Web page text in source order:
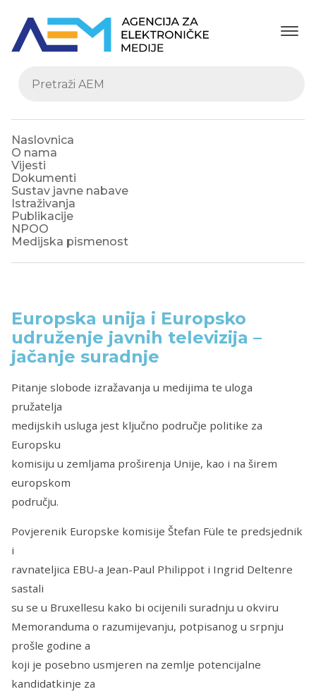
Naslovnica
O nama
Vijesti
Dokumenti
Sustav javne nabave
Istraživanja
Publikacije
NPOO
Medijska pismenost
Europska unija i Europsko
udruženje javnih televizija –
jačanje suradnje
Pitanje slobode izražavanja u medijima te uloga
pružatelja
medijskih usluga jest ključno područje politike za
Europsku
komisiju u zemljama proširenja Unije, kao i na širem
europskom
području.
Povjerenik Europske komisije Štefan Füle te predsjednik
i
ravnateljica EBU-a Jean-Paul Philippot i Ingrid Deltenre
sastali
su se u Bruxellesu kako bi ocijenili suradnju u okviru
Memoranduma o razumijevanju, potpisanog u srpnju
prošle godine a
koji je posebno usmjeren na zemlje potencijalne
kandidatkinje za